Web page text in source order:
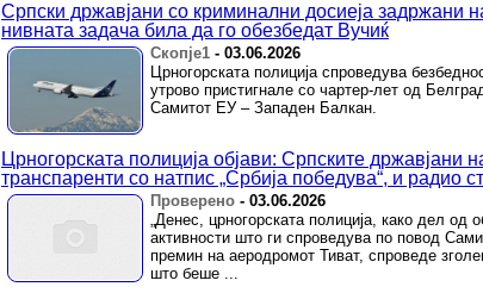
Српски државјани со криминални досиеја задржани
нивната задача била да го обезбедат Вучиќ
Скопје1 - 03.06.2026
Црногорската полиција спроведува
утрово пристигнале со чартер-лет од
Самитот ЕУ – Западен Балкан.
Црногорската полиција објави: Српските државјани
транспаренти со натпис „Србија победува“, и радио
Проверено - 03.06.2026
„Денес, црногорската полиција, како дел од
активности што ги спроведува по повод
премин на аеродромот Тиват, спроведе
што беше ...